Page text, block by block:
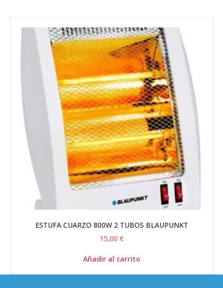
ESTUFA CUARZO 800W 2 TUBOS BLAUPUNKT
15,00 €
Añadir al carrito